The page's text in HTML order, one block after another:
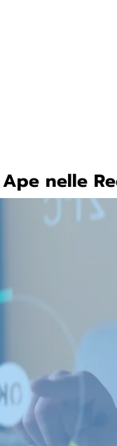
Ape nelle